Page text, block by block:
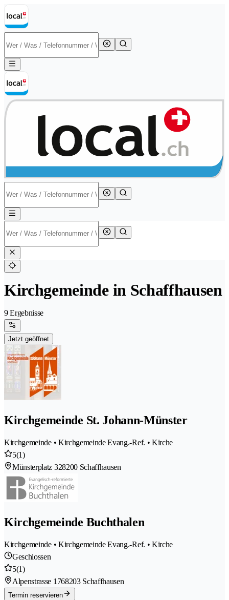
Kirchgemeinde in Schaffhausen
9 Ergebnisse
Jetzt geöffnet
Kirchgemeinde St. Johann-Münster
Kirchgemeinde • Kirchgemeinde Evang.-Ref. • Kirche
5(1)
Münsterplatz 328200 Schaffhausen
Kirchgemeinde Buchthalen
Kirchgemeinde • Kirchgemeinde Evang.-Ref. • Kirche
Geschlossen
5(1)
Alpenstrasse 1768203 Schaffhausen
Termin reservieren